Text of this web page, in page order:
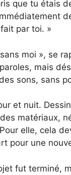
que tu étais
par toi. »
sans moi », se
mais
sons, sans
et nuit.
matériaux,
elle, cela
pour une
fut terminé,